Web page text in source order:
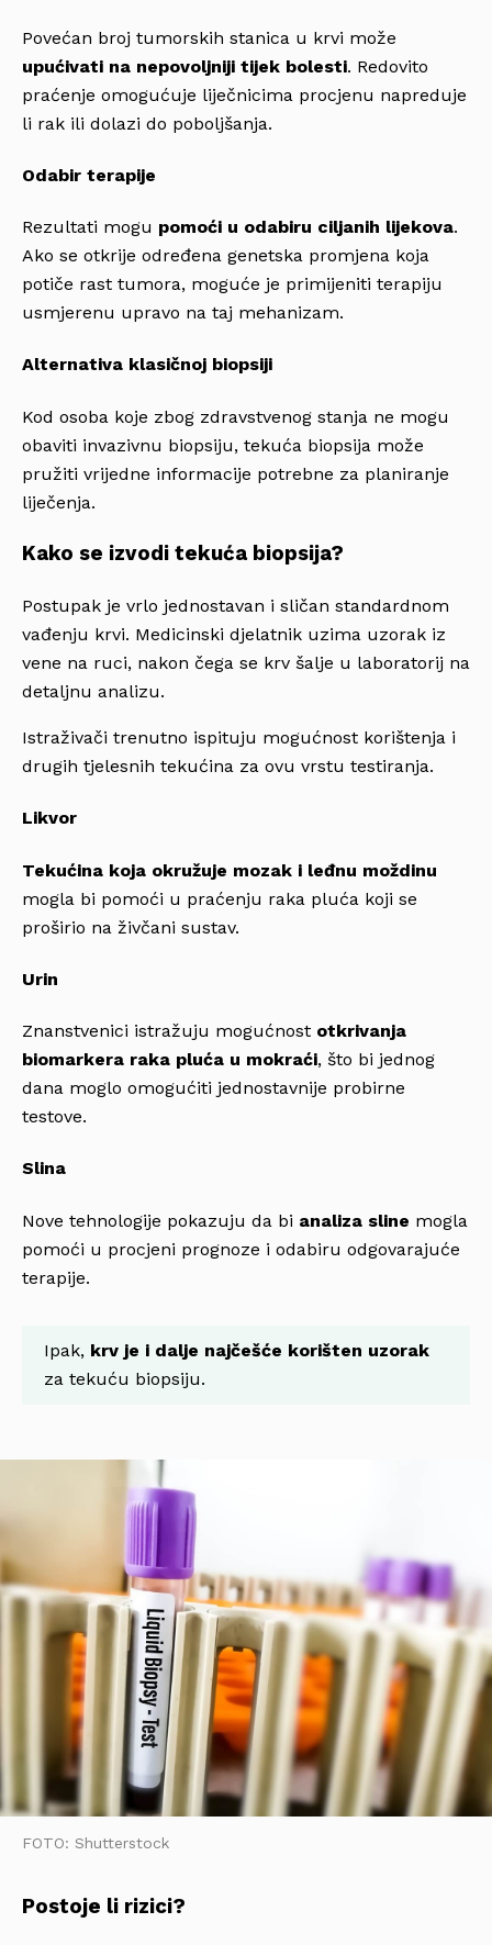
Povećan broj tumorskih stanica u krvi može
upućivati na nepovoljniji tijek bolesti. Redovito
praćenje omogućuje liječnicima procjenu napreduje
li rak ili dolazi do poboljšanja.
Odabir terapije
Rezultati mogu pomoći u odabiru ciljanih lijekova.
Ako se otkrije određena genetska promjena koja
potiče rast tumora, moguće je primijeniti terapiju
usmjerenu upravo na taj mehanizam.
Alternativa klasičnoj biopsiji
Kod osoba koje zbog zdravstvenog stanja ne mogu
obaviti invazivnu biopsiju, tekuća biopsija može
pružiti vrijedne informacije potrebne za planiranje
liječenja.
Kako se izvodi tekuća biopsija?
Postupak je vrlo jednostavan i sličan standardnom
vađenju krvi. Medicinski djelatnik uzima uzorak iz
vene na ruci, nakon čega se krv šalje u laboratorij na
detaljnu analizu.
Istraživači trenutno ispituju mogućnost korištenja i
drugih tjelesnih tekućina za ovu vrstu testiranja.
Likvor
Tekućina koja okružuje mozak i leđnu moždinu
mogla bi pomoći u praćenju raka pluća koji se
proširio na živčani sustav.
Urin
Znanstvenici istražuju mogućnost otkrivanja
biomarkera raka pluća u mokraći, što bi jednog
dana moglo omogućiti jednostavnije probirne
testove.
Slina
Nove tehnologije pokazuju da bi analiza sline mogla
pomoći u procjeni prognoze i odabiru odgovarajuće
terapije.
Ipak, krv je i dalje najčešće korišten uzorak
za tekuću biopsiju.
FOTO: Shutterstock
Postoje li rizici?